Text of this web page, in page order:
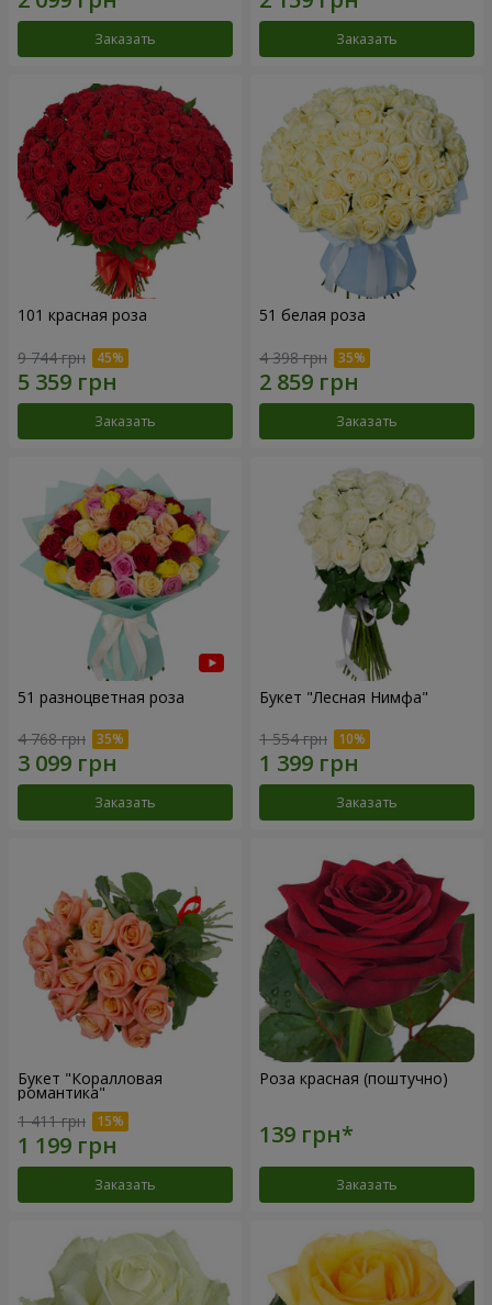
Заказать Заказать
101 красная роза
9 744 грн
Заказать
51 белая роза
4 398 грн
Заказать
51 разноцветная роза
4 768 грн
Заказать
Букет "Лесная Нимфа"
1 554 грн
Заказать
Букет "Коралловая
романтика"
1 411 грн
Заказать
Роза красная (поштучно)
Заказать